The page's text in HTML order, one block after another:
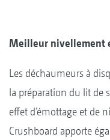
Meilleur nivellement
Les déchaumeurs à
la préparation du lit de
effet d’émottage et de
Crushboard apporte